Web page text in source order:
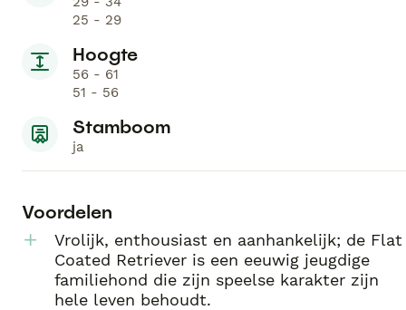
25 - 29
Hoogte
56 - 61
51 - 56
Stamboom
ja
Voordelen
Vrolijk, enthousiast en aanhankelijk; de Flat
Coated Retriever is een eeuwig jeugdige
familiehond die zijn speelse karakter zijn
hele leven behoudt.